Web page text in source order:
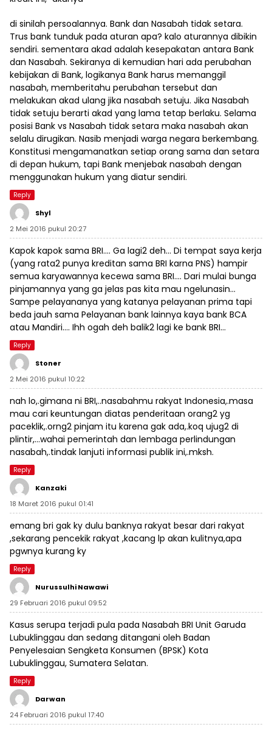
di sinilah persoalannya. Bank dan Nasabah tidak setara.
Trus bank tunduk pada aturan apa? kalo aturannya dibikin
sendiri. sementara akad adalah kesepakatan antara Bank
dan Nasabah. Sekiranya di kemudian hari ada perubahan
kebijakan di Bank, logikanya Bank harus memanggil
nasabah, memberitahu perubahan tersebut dan
melakukan akad ulang jika nasabah setuju. Jika Nasabah
tidak setuju berarti akad yang lama tetap berlaku. Selama
posisi Bank vs Nasabah tidak setara maka nasabah akan
selalu dirugikan. Nasib menjadi warga negara berkembang.
Konstitusi mengamanatkan setiap orang sama dan setara
di depan hukum, tapi Bank menjebak nasabah dengan
menggunakan hukum yang diatur sendiri.
Reply
Shyl
2 Mei 2016 pukul 20:27
Kapok kapok sama BRI…. Ga lagi2 deh… Di tempat saya kerja
(yang rata2 punya kreditan sama BRI karna PNS) hampir
semua karyawannya kecewa sama BRI…. Dari mulai bunga
pinjamannya yang ga jelas pas kita mau ngelunasin…
Sampe pelayananya yang katanya pelayanan prima tapi
beda jauh sama Pelayanan bank lainnya kaya bank BCA
atau Mandiri…. Ihh ogah deh balik2 lagi ke bank BRI…
Reply
Stoner
2 Mei 2016 pukul 10:22
nah lo,.gimana ni BRI,..nasabahmu rakyat Indonesia,.masa
mau cari keuntungan diatas penderitaan orang2 yg
paceklik,.orng2 pinjam itu karena gak ada,.koq ujug2 di
plintir,…wahai pemerintah dan lembaga perlindungan
nasabah,.tindak lanjuti informasi publik ini,.mksh.
Reply
Kanzaki
18 Maret 2016 pukul 01:41
emang bri gak ky dulu banknya rakyat besar dari rakyat
,sekarang pencekik rakyat ,kacang lp akan kulitnya,apa
pgwnya kurang ky
Reply
Nurussulhi Nawawi
29 Februari 2016 pukul 09:52
Kasus serupa terjadi pula pada Nasabah BRI Unit Garuda
Lubuklinggau dan sedang ditangani oleh Badan
Penyelesaian Sengketa Konsumen (BPSK) Kota
Lubuklinggau, Sumatera Selatan.
Reply
Darwan
24 Februari 2016 pukul 17:40